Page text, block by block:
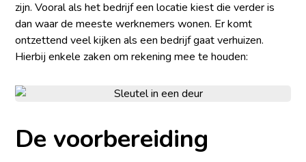
zijn. Vooral als het bedrijf een locatie kiest die verder is
dan waar de meeste werknemers wonen. Er komt
ontzettend veel kijken als een bedrijf gaat verhuizen.
Hierbij enkele zaken om rekening mee te houden:
De voorbereiding